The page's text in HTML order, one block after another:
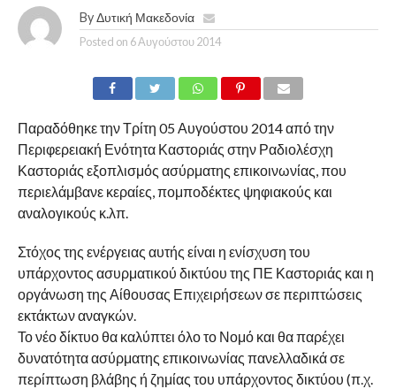
By Δυτική Μακεδονία
Posted on 6 Αυγούστου 2014
Παραδόθηκε την Τρίτη 05 Αυγούστου 2014 από την
Περιφερειακή Ενότητα Καστοριάς στην Ραδιολέσχη
Καστοριάς εξοπλισμός ασύρματης επικοινωνίας, που
περιελάμβανε κεραίες, πομποδέκτες ψηφιακούς και
αναλογικούς κ.λπ.
Στόχος της ενέργειας αυτής είναι η ενίσχυση του
υπάρχοντος ασυρματικού δικτύου της ΠΕ Καστοριάς και η
οργάνωση της Αίθουσας Επιχειρήσεων σε περιπτώσεις
εκτάκτων αναγκών.
Το νέο δίκτυο θα καλύπτει όλο το Νομό και θα παρέχει
δυνατότητα ασύρματης επικοινωνίας πανελλαδικά σε
περίπτωση βλάβης ή ζημίας του υπάρχοντος δικτύου (π.χ.